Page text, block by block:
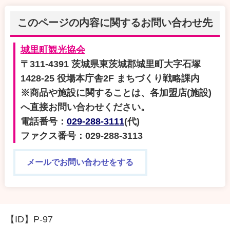
このページの内容に関するお問い合わせ先
城里町観光協会
〒311-4391 茨城県東茨城郡城里町大字石塚
1428-25 役場本庁舎2F まちづくり戦略課内
※商品や施設に関することは、各加盟店(施設)
へ直接お問い合わせください。
電話番号： 029-288-3111(代)
ファクス番号：029-288-3113
メールでお問い合わせをする
【ID】 P-97